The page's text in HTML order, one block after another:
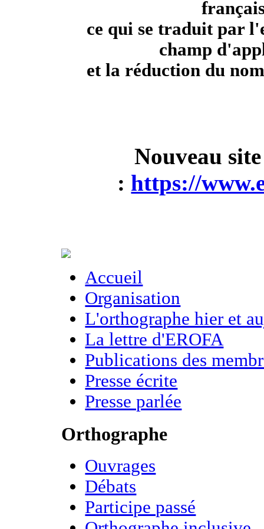
ce qui se traduit par
champ
et la réduction du
Nouveau
: https://
Accueil
Organisation
L'orthographe hier et
La lettre d'EROFA
Publications des
Presse écrite
Presse parlée
Orthographe
Ouvrages
Débats
Participe passé